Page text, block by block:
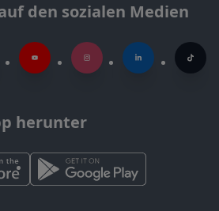
den sozialen Medien
herunter